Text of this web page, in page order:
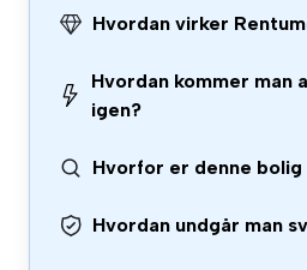
Hvordan virker
Hvordan kommer man
igen?
Hvorfor er denne bolig
Hvordan undgår man